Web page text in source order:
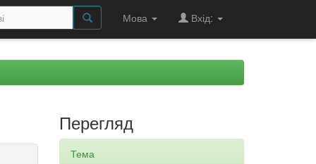
Мова Вхід:
Перегляд
Тема